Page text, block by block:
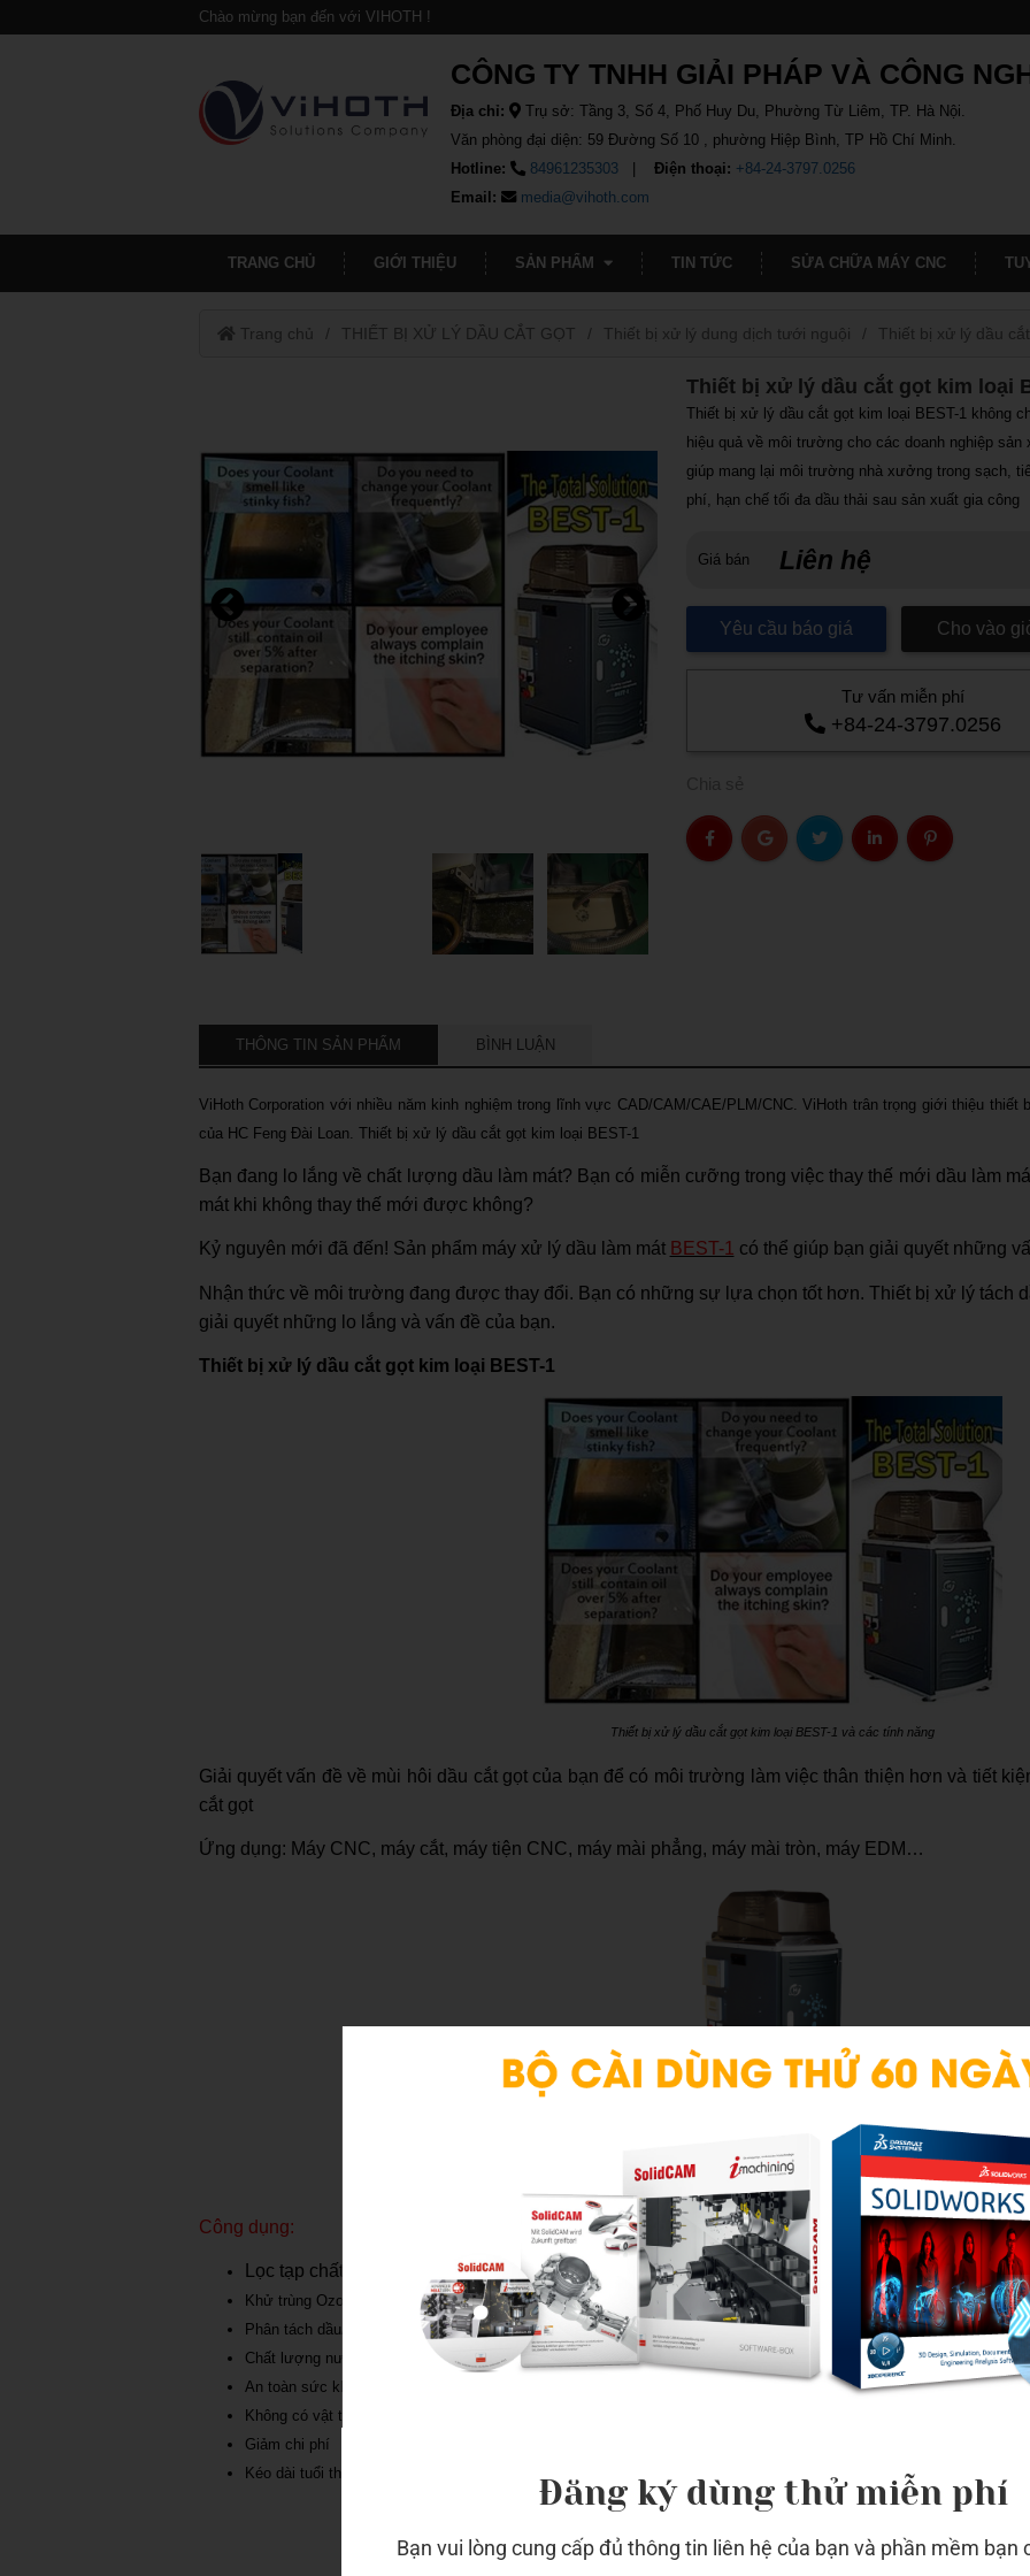
Chào mừng bạn đến với VIHOTH !
CÔNG TY TNHH GIẢI PHÁP VÀ CÔNG
Địa chỉ:
Trụ sở: Tầng 3, Số 4, Phố Huy Du, Phường Từ Liêm, TP. Hà Nội.
Văn phòng đại diện: 59 Đường Số 10 , phường Hiệp Bình, TP Hồ Chí Minh.
Hotline:
84961235303 Điện thoại: +84-24-3797.0256
Email:
media@vihoth.com
TRANG CHỦ GIỚI THIỆU SẢN PHẨM TIN TỨC SỬA CHỮA MÁY CNC
Trang chủ THIẾT BỊ XỬ LÝ DẦU CẮT GỌT Thiết bị xử lý dung dịch tưới nguội Thiết bị xử lý dầu cắt
Thiết bị xử lý dầu cắt gọt kim loại
Thiết bị xử lý dầu cắt gọt kim loại BEST-1 không
hiệu quả về môi trường cho các doanh nghiệp sản
giúp mang lại môi trường nhà xưởng trong sạch,
phí, hạn chế tối đa dầu thải sau sản xuất gia công
Giá bán Liên hệ
Yêu cầu báo giá Cho vào
Tư vấn miễn phí
+84-24-3797.0256
THÔNG TIN SẢN PHẨM BÌNH LUẬN
ViHoth Corporation với nhiều năm kinh nghiệm trong lĩnh vực CAD/CAM/CAE/PLM/CNC. ViHoth trân trọng giới thiệu
của HC Feng Đài Loan. Thiết bị xử lý dầu cắt gọt kim loại BEST-1
Bạn đang lo lắng về chất lượng dầu làm mát? Bạn có miễn cưỡng trong việc thay thế mới dầu làm
mát khi không thay thế mới được không?
Kỷ nguyên mới đã đến! Sản phẩm máy xử lý dầu làm mát BEST-1 có thể giúp bạn giải quyết những
Nhận thức về môi trường đang được thay đổi. Bạn có những sự lựa chọn tốt hơn. Thiết bị xử lý tách
giải quyết những lo lắng và vấn đề của bạn.
Thiết bị xử lý dầu cắt gọt kim loại BEST-1
Thiết bị xử lý dầu cắt gọt kim loại BEST-1 và các tính năng
Giải quyết vấn đề về mùi hôi dầu cắt gọt của bạn để có môi trường làm việc thân thiện hơn và tiết
cắt gọt
Ứng dụng: Máy CNC, máy cắt, máy tiện CNC, máy mài phẳng, máy mài tròn, máy EDM…
BEST-1 là thiết bị lọc dầu hiệu quả cho các nhà xưởng, nhà máy
gia công cơ khí.
Công dụng:
Lọc tạp chất
Khử trùng Ozone
Phân tách dầu/nước
Chất lượng nước được lọc
An toàn sức khỏe và cải thiện môi trường
Không có vật tư tiêu hao
Giảm chi phí
Kéo dài tuổi thọ dao cụ, máy móc
Đăng ký dùng thử miễn phí
Bạn vui lòng cung cấp đủ thông tin liên hệ của bạn và phần mềm bạn